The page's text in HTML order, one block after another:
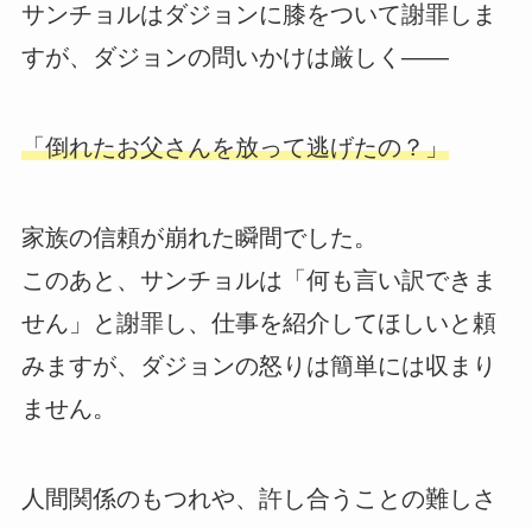
サンチョルはダジョンに膝をついて謝罪しま
すが、ダジョンの問いかけは厳しく――
「倒れたお父さんを放って逃げたの？」
家族の信頼が崩れた瞬間でした。
このあと、サンチョルは「何も言い訳できま
せん」と謝罪し、仕事を紹介してほしいと頼
みますが、ダジョンの怒りは簡単には収まり
ません。
人間関係のもつれや、許し合うことの難しさ